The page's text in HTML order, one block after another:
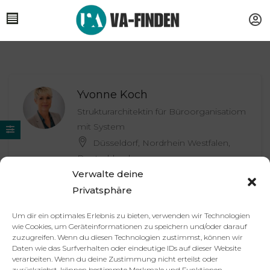
Verwalte deine
Privatsphäre
Um dir ein optimales Erlebnis zu bieten, verwenden wir Technologien
wie Cookies, um Geräteinformationen zu speichern und/oder darauf
zuzugreifen. Wenn du diesen Technologien zustimmst, können wir
Daten wie das Surfverhalten oder eindeutige IDs auf dieser Website
verarbeiten. Wenn du deine Zustimmung nicht erteilst oder
Yvonne Koch
Strukturarchitektin für Büroorganisatiom
mit System
Düsseldorf, Nordrhein Westfalen,
Deutschland
90€
© 2025 va-finden.de – Alle Rechte vorbehalten.
Partner Impressum Datenschutzerklärung
AGB
Kontakt